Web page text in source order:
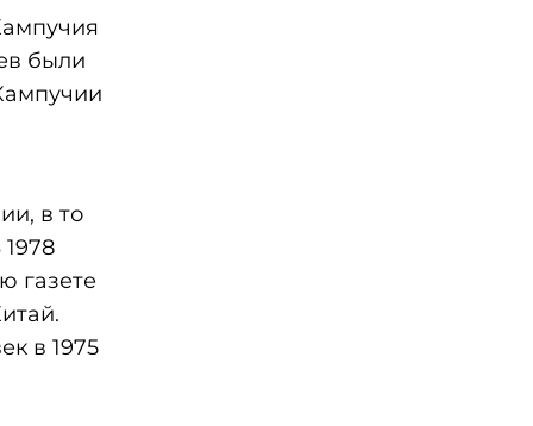
были
в то
газете
в 1975